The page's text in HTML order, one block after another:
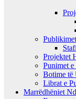
Projektet
Punimet
Botime të
Librat e
Marrëdhëniet